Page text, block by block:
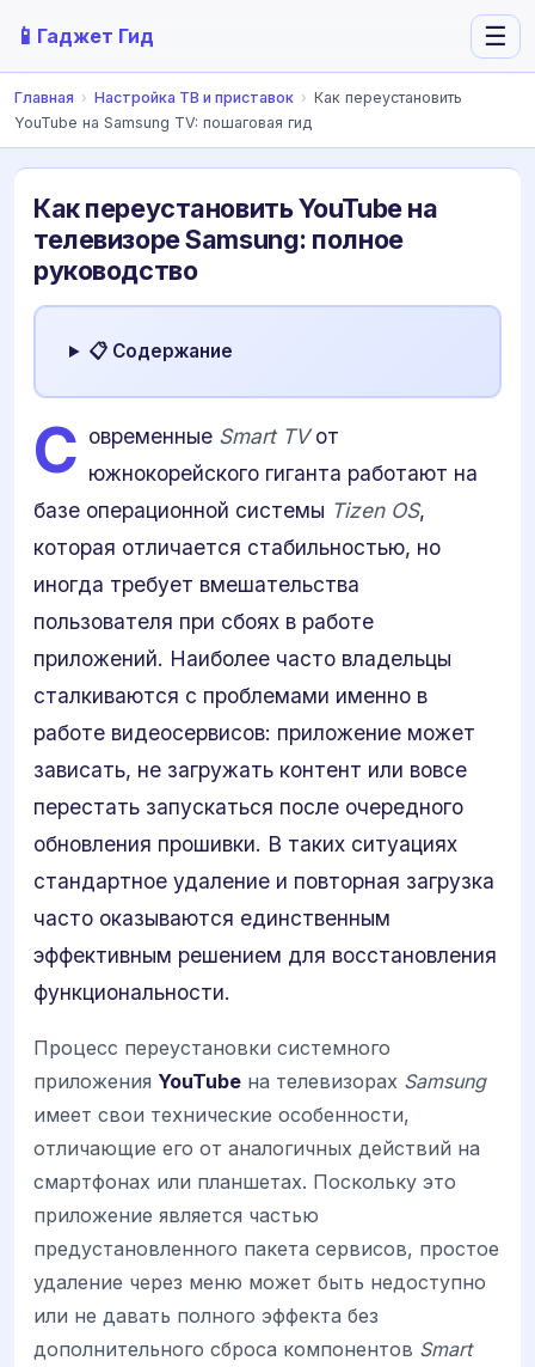
📱 Гаджет Гид ☰
Главная › Настройка ТВ и приставок › Как переустановить
YouTube на Samsung TV: пошаговая гид
Как переустановить YouTube на
телевизоре Samsung: полное
руководство
📋 Содержание
С овременные Smart TVот
южнокорейского гиганта работают на
базе операционной системы Tizen OS,
которая отличается стабильностью, но
иногда требует вмешательства
пользователя при сбоях в работе
приложений. Наиболее часто владельцы
сталкиваются с проблемами именно в
работе видеосервисов: приложение может
зависать, не загружать контент или вовсе
перестать запускаться после очередного
обновления прошивки. В таких ситуациях
стандартное удаление и повторная загрузка
часто оказываются единственным
эффективным решением для восстановления
функциональности.
Процесс переустановки системного
приложения YouTube на телевизорах Samsung
имеет свои технические особенности,
отличающие его от аналогичных действий на
смартфонах или планшетах. Поскольку это
приложение является частью
предустановленного пакета сервисов, простое
удаление через меню может быть недоступно
или не давать полного эффекта без
дополнительного сброса компонентов Smart